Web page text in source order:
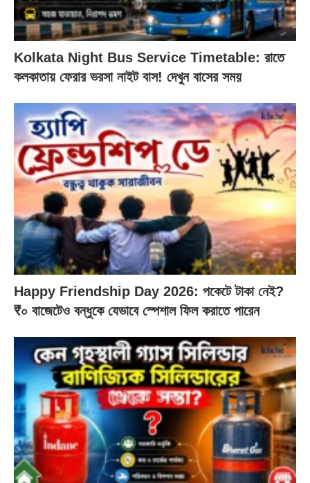
Kolkata Night Bus Service Timetable: রাতে
কলকাতায় ফেরার ভরসা নাইট বাস! দেখুন বাসের সময়
Happy Friendship Day 2026: পকেটে টাকা নেই?
₹০ বাজেটেও বন্ধুকে যেভাবে স্পেশাল ফিল করাতে পারেন